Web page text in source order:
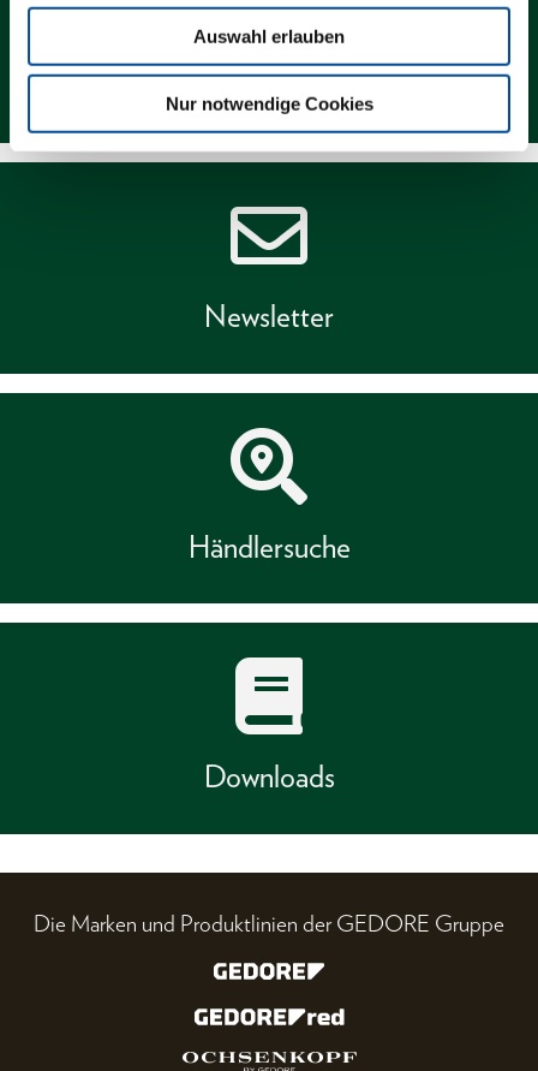
Auswahl erlauben
Nur notwendige Cookies
Kontakt
Newsletter
Händlersuche
Downloads
Die Marken und Produktlinien der GEDORE Gruppe